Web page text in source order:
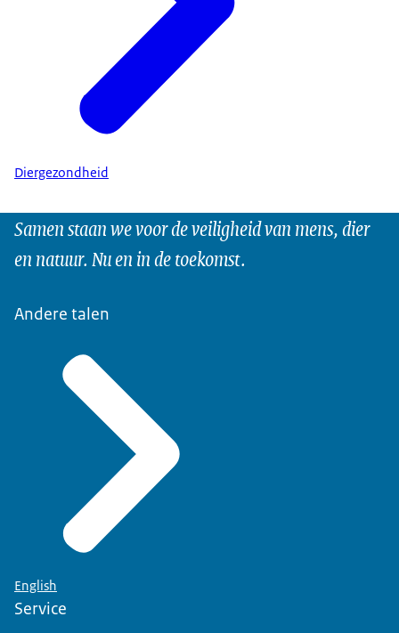
Diergezondheid
Samen staan we voor de veiligheid van mens, dier
en natuur. Nu en in de toekomst.
Andere talen
English
Service